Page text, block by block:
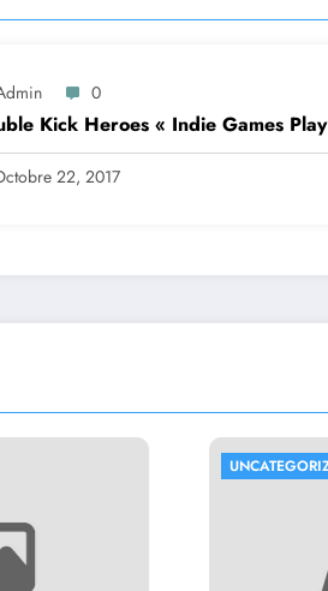
0
Kick Heroes « Indie Games Play
22, 2017
UNCATEGORIZED